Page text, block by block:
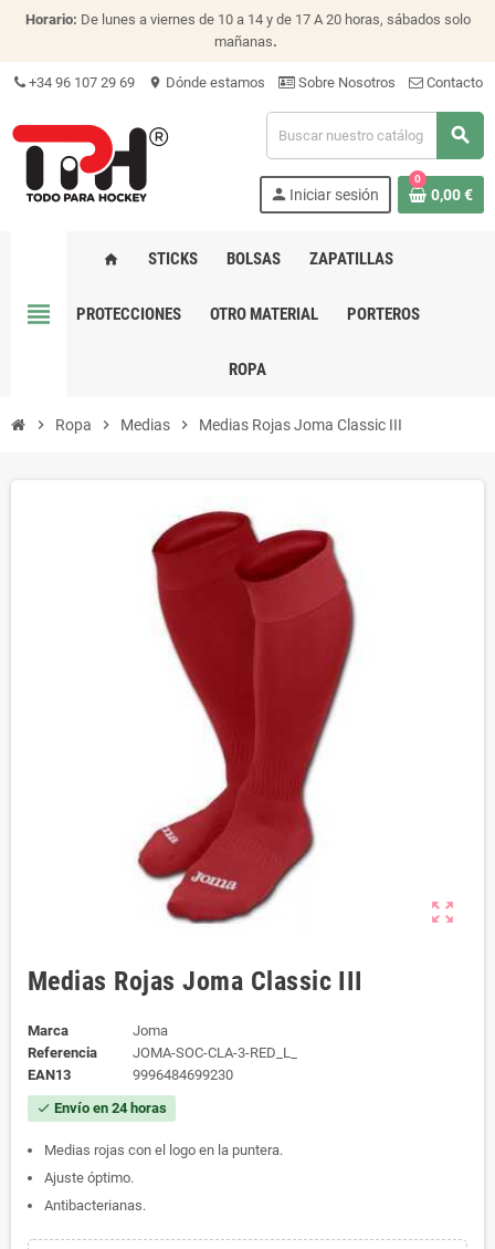
Horario: De lunes a viernes de 10 a 14 y de 17 A 20 horas, sábados solo
mañanas.
+34 96 107 29 69 location_on Dónde estamos Sobre Nosotros Contacto
search
person Iniciar sesión
0
0,00 €
view_headline
home STICKS BOLSAS ZAPATILLAS
PROTECCIONES OTRO MATERIAL PORTEROS
ROPA
chevron_right Ropa chevron_right Medias chevron_right Medias Rojas Joma Classic III
zoom_out_map
Medias Rojas Joma Classic III
Marca
Joma
Referencia
JOMA-SOC-CLA-3-RED_L_
EAN13
9996484699230
check Envío en 24 horas
Medias rojas con el logo en la puntera.
Ajuste óptimo.
Antibacterianas.